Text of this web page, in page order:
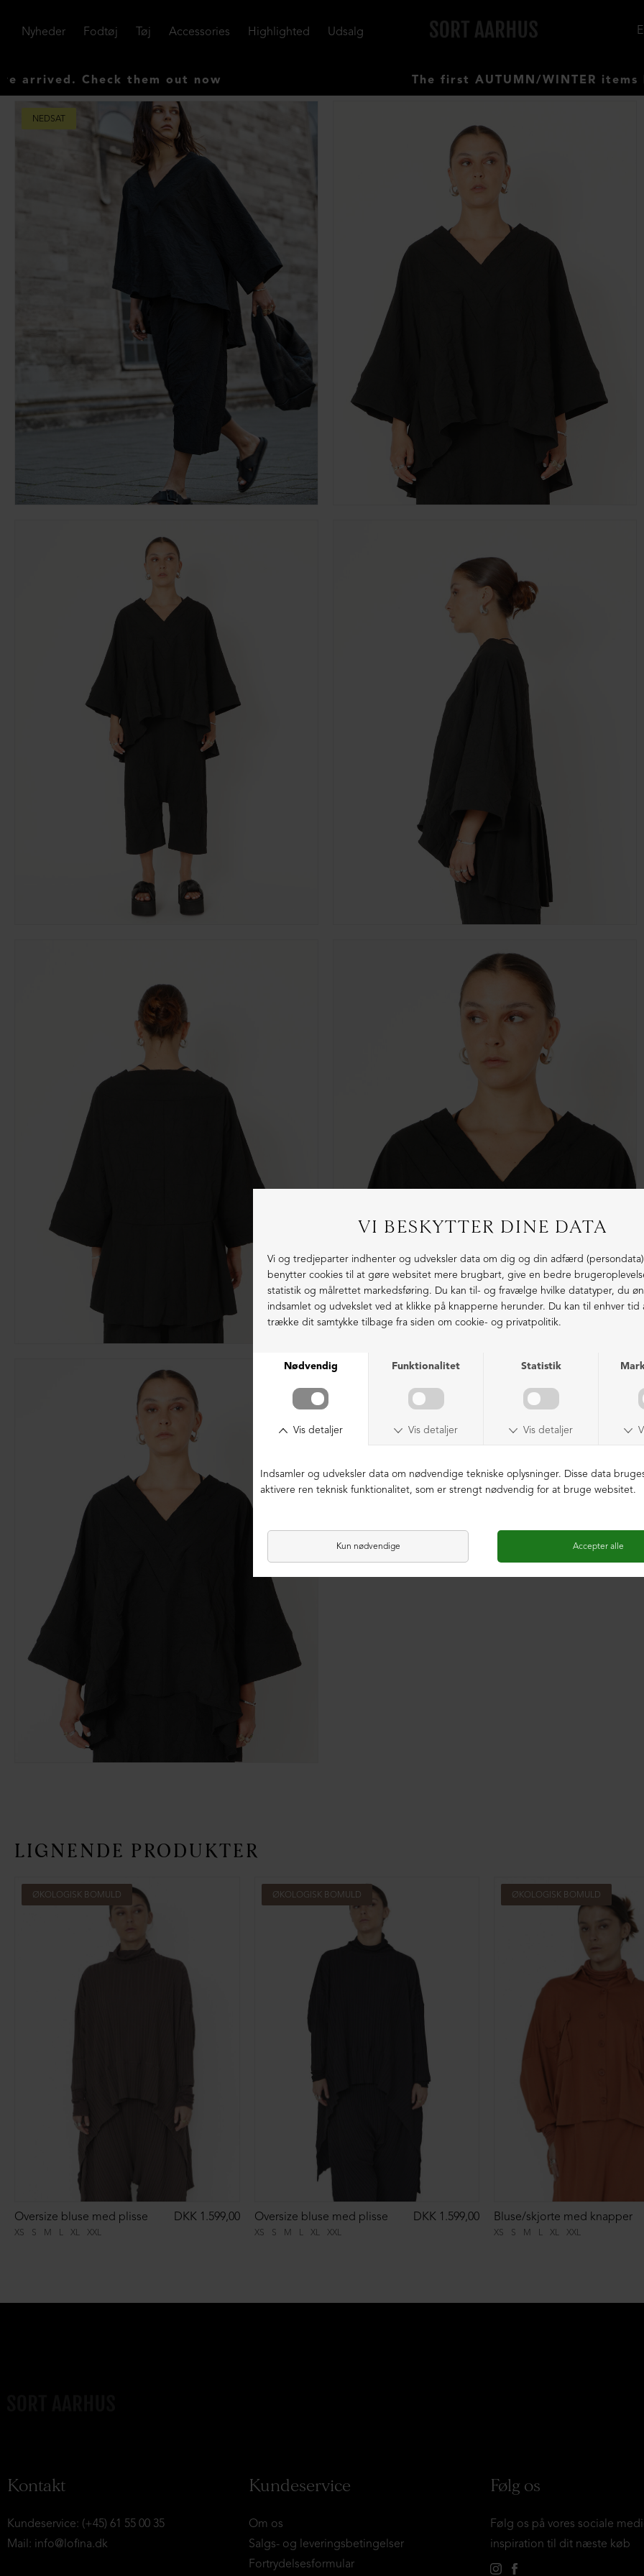
Nyheder Fodtøj Tøj Accessories Highlighted Udsalg
them out now The first AUTUMN/WINTER items have
NEDSAT
LIGNENDE PRODUKTER
ØKOLOGISK BOMULD
XS S M L XL XXL
Oversize bluse med plisse DKK 1.599,00
ØKOLOGISK BOMULD
XS S M L XL XXL
Oversize bluse med plisse DKK 1.599,00
ØKOLOGISK BOMULD
XS S M L XL XXL
Bluse/skjorte med knapper
Kontakt
Kundeservice: (+45) 61 55 00 35
Mail: info@lofina.dk
Kundeservice
Om os
Salgs- og leveringsbetingelser
Fortrydelsesformular
Følg os
Følg os på vores sociale
inspiration til dit næste køb